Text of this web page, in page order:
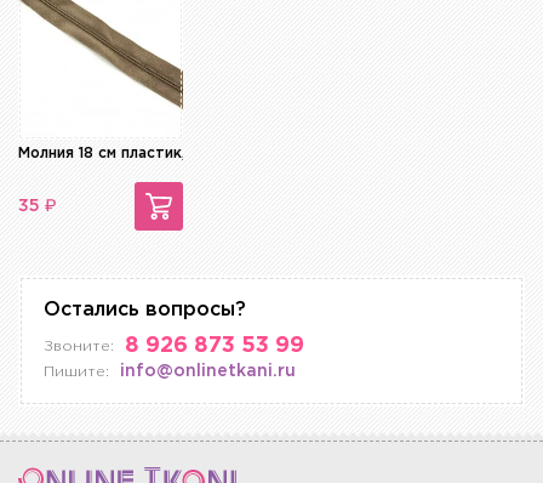
Молния 18 см пластик, неразъемная
35 ₽
Остались вопросы?
Звоните: 8 926 873 53 99
Пишите: info@onlinetkani.ru